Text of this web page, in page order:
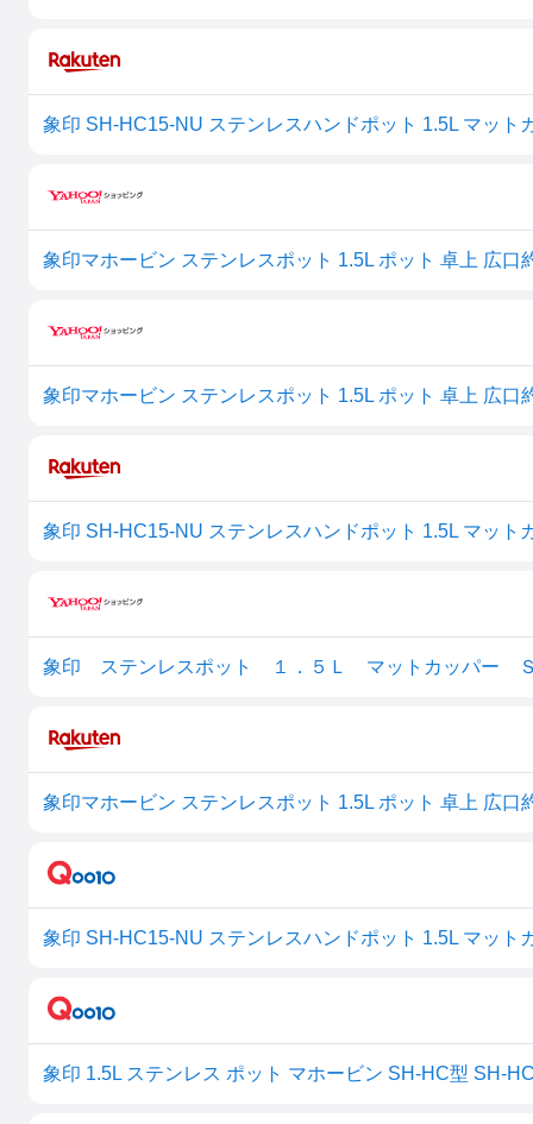
象印 SH-HC15-NU ステンレスハンドポット 1.5L マット
象印 SH-HC15-NU ステンレスハンドポット 1.5L マット
象印 ステンレスポット １．５Ｌ マットカッパー
象印 SH-HC15-NU ステンレスハンドポット 1.5L マット
象印 1.5L ステンレス ポット マホービン SH-HC型 SH-